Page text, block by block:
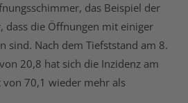
das Beispiel der
dass die Öffnungen mit einiger
sind. Nach dem Tiefststand am 8.
20,8 hat sich die Inzidenz am
70,1 wieder mehr als